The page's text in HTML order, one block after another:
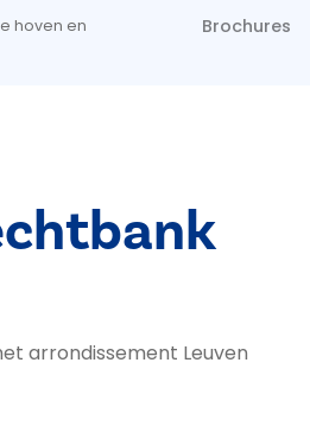
gaan
hoven en
Brochures
arrondissement Leuven